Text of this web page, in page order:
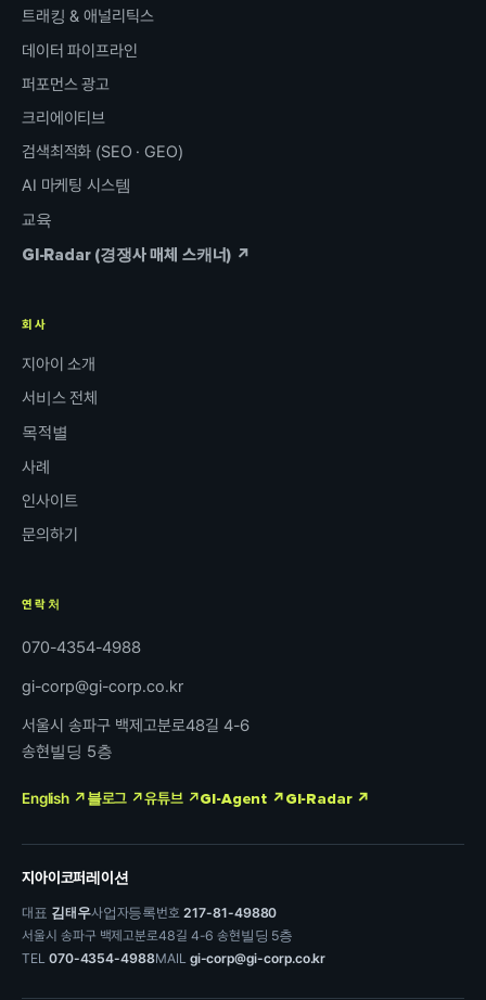
트래킹 & 애널리틱스
데이터 파이프라인
퍼포먼스 광고
크리에이티브
검색최적화 (SEO · GEO)
AI 마케팅 시스템
교육
GI-Radar (경쟁사 매체 스캐너) ↗
회사
지아이 소개
서비스 전체
목적별
사례
인사이트
문의하기
연락처
070-4354-4988
gi-corp@gi-corp.co.kr
서울시 송파구 백제고분로48길 4-6
송현빌딩 5층
English ↗블로그 ↗유튜브 ↗GI-Agent ↗GI-Radar ↗
지아이코퍼레이션
대표 김태우사업자등록번호217-81-49880
서울시 송파구 백제고분로48길 4-6 송현빌딩 5층
TEL 070-4354-4988MAIL gi-corp@gi-corp.co.kr